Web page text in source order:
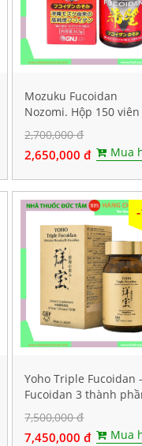
Mozuku Fucoidan
Nozomi. Hộp 150 viên
2,700,000 đ
2,650,000 đ Mua
Yoho Triple Fucoidan -
Fucoidan 3 thành
tảo nâu. Hộp 120 viên
7,500,000 đ
7,450,000 đ Mua